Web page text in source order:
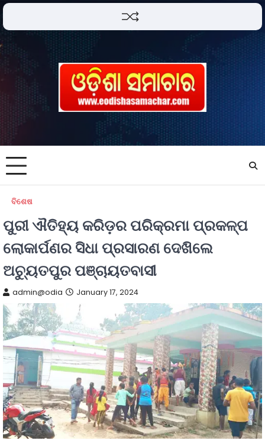
ବିଶେଷ
ପୁରୀ ଐତିହ୍ୟ କରିଡ଼ର ପରିକ୍ରମା ପ୍ରକଳ୍ପ
ଲୋକାର୍ପଣର ସିଧା ପ୍ରସାରଣ ଦେଖିଲେ
ଅଚ୍ୟୁତପୁର ପଞ୍ଚାୟତବାସୀ
admin@odia January 17, 2024